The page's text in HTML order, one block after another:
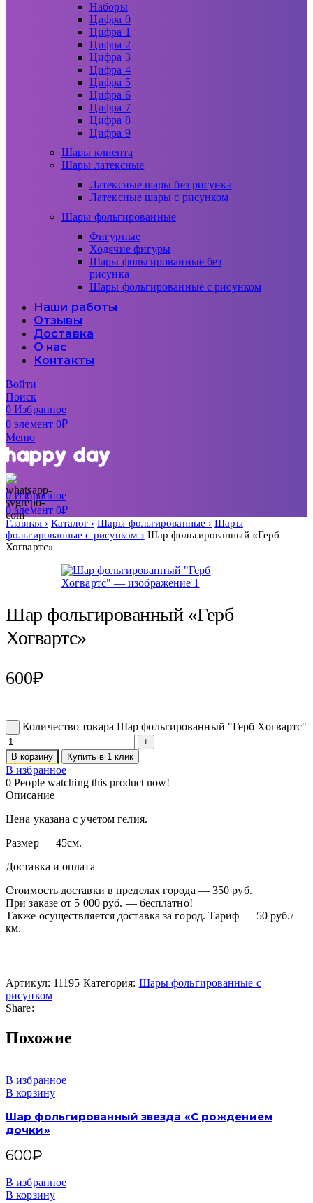
Наборы
Цифра 0
Цифра 1
Цифра 2
Цифра 3
Цифра 4
Цифра 5
Цифра 6
Цифра 7
Цифра 8
Цифра 9
Шары клиента
Шары латексные
Латексные шары без рисунка
Латексные шары с рисунком
Шары фольгированные
Фигурные
Ходячие фигуры
Шары фольгированные без
рисунка
Шары фольгированные с рисунком
Наши работы
Отзывы
Доставка
О нас
Контакты
Войти
Поиск
0Избранное
0элемент 0₽
Меню
0Избранное
0элемент 0₽
Главная Каталог Шары фольгированные
Шары
фольгированные с рисунком
Шар фольгированный «Герб
Хогвартс»
Шар фольгированный «Герб
Хогвартс»
600₽
Количество товара Шар фольгированный "Герб Хогвартс"
В корзину Купить в 1 клик
В избранное
0 People watching this product now!
Описание
Цена указана с учетом гелия.
Размер — 45см.
Доставка и оплата
Стоимость доставки в пределах города — 350 руб.
При заказе от 5 000 руб. — бесплатно!
Также осуществляется доставка за город. Тариф — 50 руб./
км.
Артикул: 11195 Категория: Шары фольгированные с
рисунком
Share:
Похожие
В избранное
В корзину
Шар фольгированный звезда «С рождением
дочки»
600₽
В избранное
В корзину